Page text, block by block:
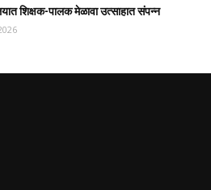
शिक्षक-पालक मेळावा उत्साहात संपन्न